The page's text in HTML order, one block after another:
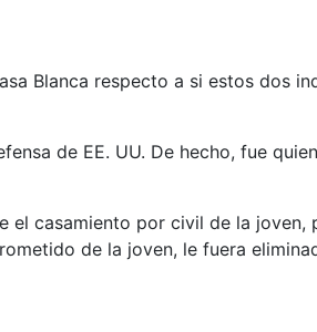
Blanca respecto a si estos dos
de EE. UU. De hecho, fue
el casamiento por civil de la joven,
de la joven, le fuera